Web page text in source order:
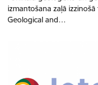
izmantošana zaļā
Geological and…